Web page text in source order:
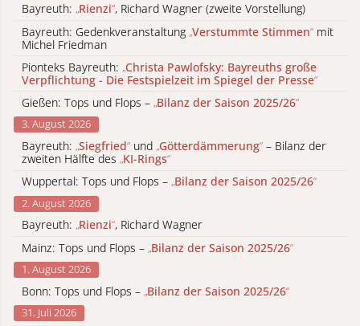
Bayreuth: „Rienzi“, Richard Wagner (zweite Vorstellung)
Bayreuth: Gedenkveranstaltung „Verstummte Stimmen“ mit
Michel Friedman
Pionteks Bayreuth: „Christa Pawlofsky: Bayreuths große
Verpflichtung - Die Festspielzeit im Spiegel der Presse“
Gießen: Tops und Flops – „Bilanz der Saison 2025/26“
3. August 2026
Bayreuth: „Siegfried“ und „Götterdämmerung“ – Bilanz der
zweiten Hälfte des „KI-Rings“
Wuppertal: Tops und Flops – „Bilanz der Saison 2025/26“
2. August 2026
Bayreuth: „Rienzi“, Richard Wagner
Mainz: Tops und Flops – „Bilanz der Saison 2025/26“
1. August 2026
Bonn: Tops und Flops – „Bilanz der Saison 2025/26“
31. Juli 2026